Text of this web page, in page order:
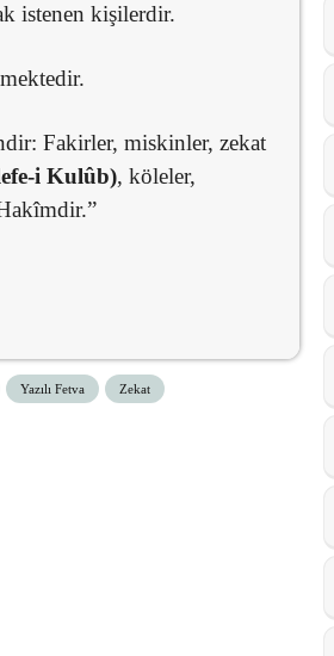
istenen kişilerdir.
Fakirler, miskinler, zekat
i Kulûb), köleler,
Yazılı Fetva Zekat